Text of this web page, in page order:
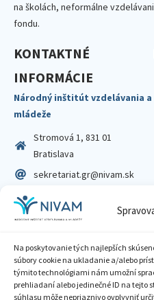
Na poskytovanie tých najlepších
súbory cookie na ukladanie a/alebo
týmito technológiami nám umožní
prehliadaní alebo jedinečné ID na tejto
súhlasu môže nepriaznivo ovplyvniť
na školách, neformálne
fondu.
KONTAKTNÉ
INFORMÁCIE
Národný inštitút vzdelávania a
mládeže
Stromová 1, 831 01
Bratislava
sekretariat.gr@nivam.sk
IČO: 00164348
DIČ: 2020798714
Zásady